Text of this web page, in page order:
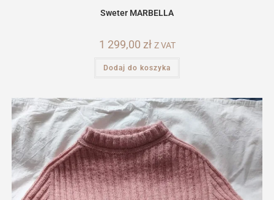
Sweter MARBELLA
1 299,00 zł Z VAT
Dodaj do koszyka